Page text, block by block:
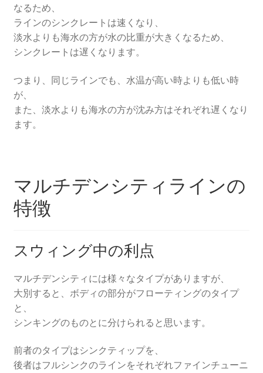
なるため、
ラインのシンクレートは速くなり、
淡水よりも海水の方が水の比重が大きくなるため、
シンクレートは遅くなります。
つまり、同じラインでも、水温が高い時よりも低い時
が、
また、淡水よりも海水の方が沈み方はそれぞれ遅くなり
ます。
マルチデンシティラインの
特徴
スウィング中の利点
マルチデンシティには様々なタイプがありますが、
大別すると、ボディの部分がフローティングのタイプ
と、
シンキングのものとに分けられると思います。
前者のタイプはシンクティップを、
後者はフルシンクのラインをそれぞれファインチューニ